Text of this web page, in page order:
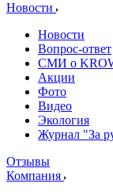
Новости
Новости
Вопрос-ответ
СМИ о
Акции
Фото
Видео
Экология
Журнал "За
Отзывы
Компания